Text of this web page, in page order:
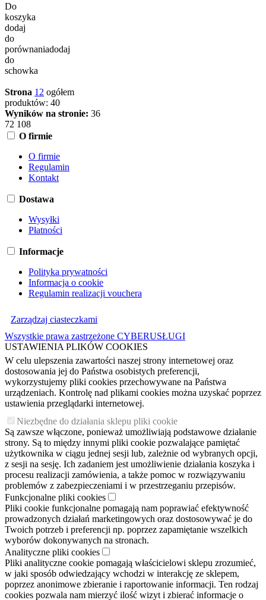
Do
koszyka
dodaj
do
porównaniadodaj
do
schowka
Strona 1 2 ogółem
produktów: 40
Wyników na stronie: 36
72 108
O firmie
O firmie
Regulamin
Kontakt
Dostawa
Wysyłki
Płatności
Informacje
Polityka prywatności
Informacja o cookie
Regulamin realizacji vouchera
Zarządzaj ciasteczkami
Wszystkie prawa zastrzeżone CYBERUSŁUGI
USTAWIENIA PLIKÓW COOKIES
W celu ulepszenia zawartości naszej strony internetowej oraz
dostosowania jej do Państwa osobistych preferencji,
wykorzystujemy pliki cookies przechowywane na Państwa
urządzeniach. Kontrolę nad plikami cookies można uzyskać poprzez
ustawienia przeglądarki internetowej.
Niezbędne do działania sklepu pliki cookie
Są zawsze włączone, ponieważ umożliwiają podstawowe działanie
strony. Są to między innymi pliki cookie pozwalające pamiętać
użytkownika w ciągu jednej sesji lub, zależnie od wybranych opcji,
z sesji na sesję. Ich zadaniem jest umożliwienie działania koszyka i
procesu realizacji zamówienia, a także pomoc w rozwiązywaniu
problemów z zabezpieczeniami i w przestrzeganiu przepisów.
Funkcjonalne pliki cookies
Pliki cookie funkcjonalne pomagają nam poprawiać efektywność
prowadzonych działań marketingowych oraz dostosowywać je do
Twoich potrzeb i preferencji np. poprzez zapamiętanie wszelkich
wyborów dokonywanych na stronach.
Analityczne pliki cookies
Pliki analityczne cookie pomagają właścicielowi sklepu zrozumieć,
w jaki sposób odwiedzający wchodzi w interakcję ze sklepem,
poprzez anonimowe zbieranie i raportowanie informacji. Ten rodzaj
cookies pozwala nam mierzyć ilość wizyt i zbierać informacje o